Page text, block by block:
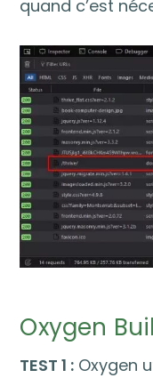
quand c’est
Oxygen
TEST 1 : Oxygen